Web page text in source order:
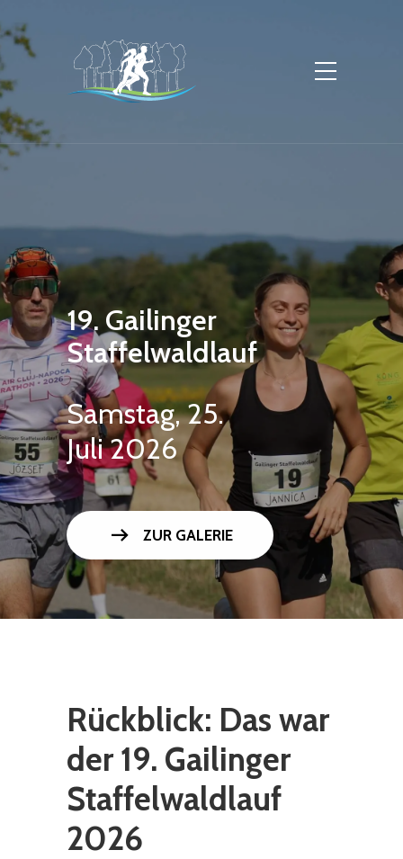
19. Gailinger
Staffelwaldlauf
Samstag, 25.
Juli 2026
arrow_right_alt ZUR GALERIE
Rückblick: Das war
der 19. Gailinger
Staffelwaldlauf
2026